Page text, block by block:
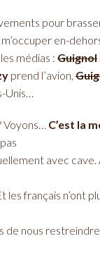
pour
en-
médias :Guignol
prend l’avion,
C’est la
avec
français n’ont
de nous